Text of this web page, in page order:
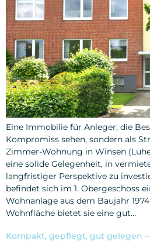
Eine Immobilie für Anleger, die
Kompromiss sehen, sondern als
Zimmer-Wohnung in Winsen
eine solide Gelegenheit, in
langfristiger Perspektive zu
befindet sich im 1. Obergeschoss
Wohnanlage aus dem Baujahr
Wohnfläche bietet sie eine gut…
Kompakt, gepflegt, gut gelegen